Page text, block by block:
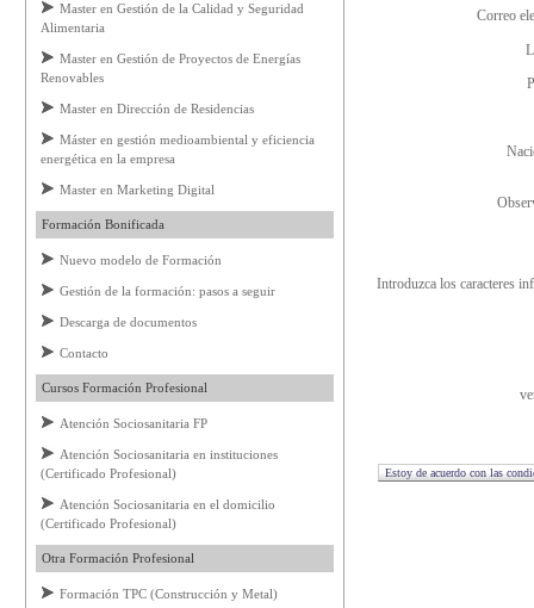
Master en Gestión de la Calidad y Seguridad
Alimentaria
Master en Gestión de Proyectos de Energías
Renovables
Master en Dirección de Residencias
Máster en gestión medioambiental y eficiencia
energética en la empresa
Master en Marketing Digital
Formación Bonificada
Nuevo modelo de Formación
Gestión de la formación: pasos a seguir
Descarga de documentos
Contacto
Cursos Formación Profesional
Atención Sociosanitaria FP
Atención Sociosanitaria en instituciones
(Certificado Profesional)
Atención Sociosanitaria en el domicilio
(Certificado Profesional)
Otra Formación Profesional
Formación TPC (Construcción y Metal)
Correo
Introduzca los caracteres